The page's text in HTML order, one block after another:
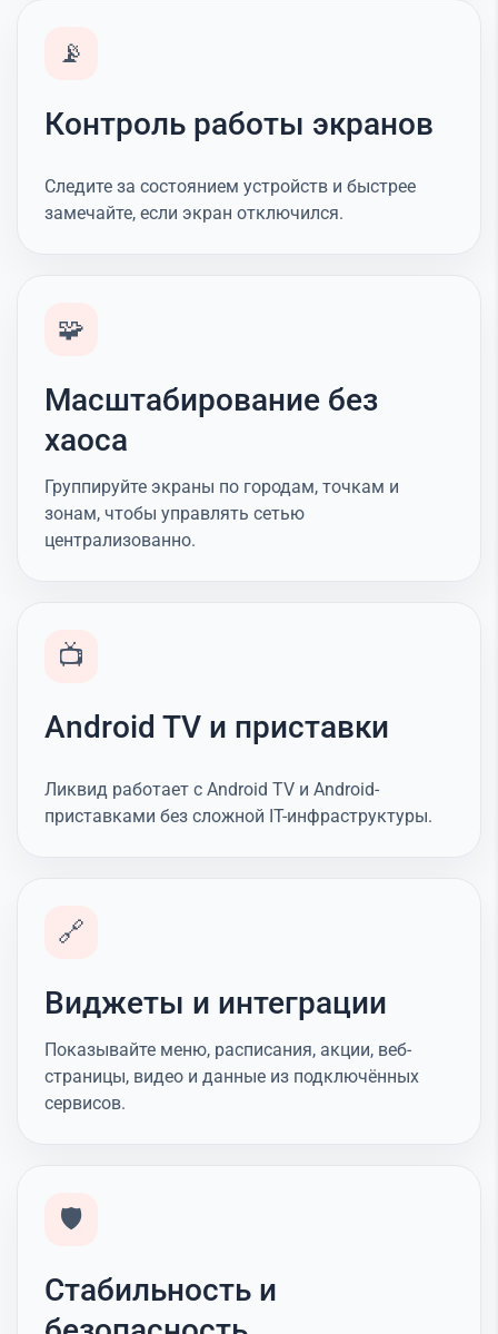
📡
Контроль работы экранов
Следите за состоянием устройств и быстрее
замечайте, если экран отключился.
🧩
Масштабирование без
хаоса
Группируйте экраны по городам, точкам и
зонам, чтобы управлять сетью
централизованно.
📺
Android TV и приставки
Ликвид работает с Android TV и Android-
приставками без сложной IT-инфраструктуры.
🔗
Виджеты и интеграции
Показывайте меню, расписания, акции, веб-
страницы, видео и данные из подключённых
сервисов.
🛡️
Стабильность и